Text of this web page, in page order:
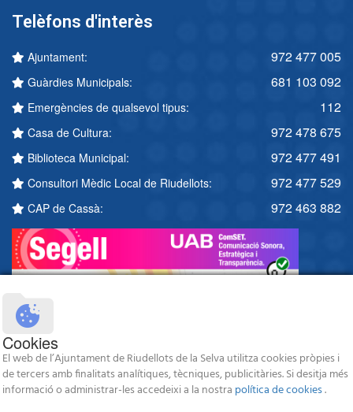
Telèfons d'interès
Ajuntament: 972 477 005
Guàrdies Municipals: 681 103 092
Emergències de qualsevol tipus: 112
Casa de Cultura: 972 478 675
Biblioteca Municipal: 972 477 491
Consultori Mèdic Local de Riudellots: 972 477 529
CAP de Cassà: 972 463 882
Cookies
El web de l’Ajuntament de Riudellots de la Selva utilitza cookies pròpies i
de tercers amb finalitats analítiques, tècniques, publicitàries. Si desitja més
informació o administrar-les accedeixi a la nostra política de cookies.